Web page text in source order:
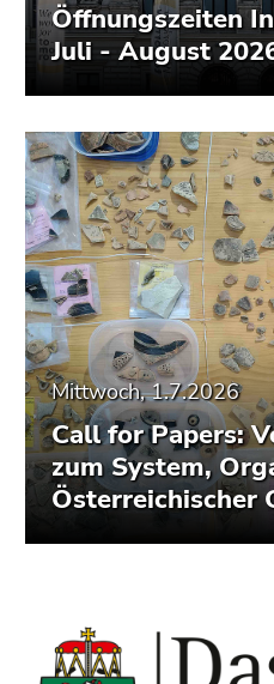
Öffnungszeiten
Juli - August
Mittwoch, 1.7.2026
Call for Papers:
zum System,
Österreichischer